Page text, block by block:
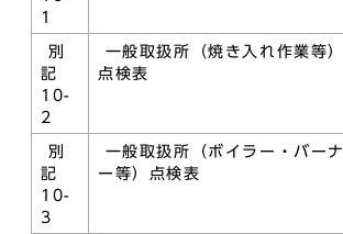
1
別
記
10-
2
一般取扱所（焼き入れ作業等）
点検表
別
記
10-
3
一般取扱所（ボイラー・バーナ
ー等）点検表